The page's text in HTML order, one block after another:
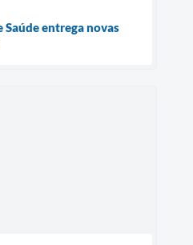
entrega novas